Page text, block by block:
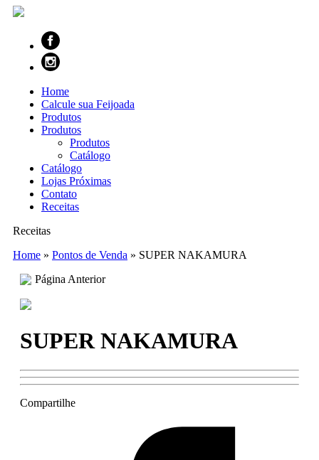
Home
Calcule sua Feijoada
Produtos
Produtos
Produtos
Catálogo
Catálogo
Lojas Próximas
Contato
Receitas
Receitas
Home » Pontos de Venda » SUPER NAKAMURA
Página Anterior
SUPER NAKAMURA
Compartilhe